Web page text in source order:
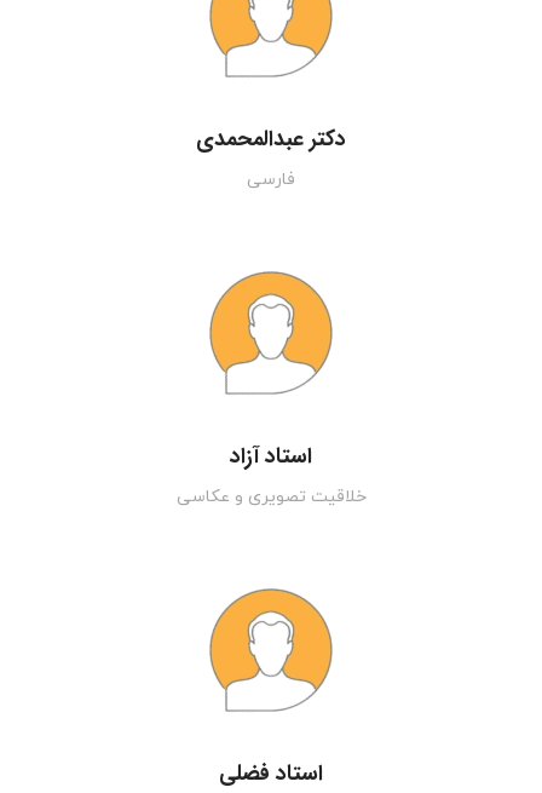
دکتر عبدالمحمدی
فارسی
استاد آزاد
خلاقیت تصویری و عکاسی
استاد فضلی